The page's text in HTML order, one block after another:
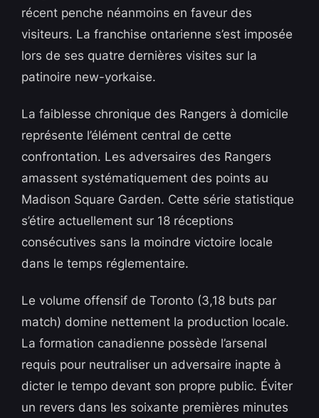
récent penche néanmoins en faveur des
visiteurs. La franchise ontarienne s’est imposée
lors de ses quatre dernières visites sur la
patinoire new-yorkaise.
La faiblesse chronique des Rangers à domicile
représente l’élément central de cette
confrontation. Les adversaires des Rangers
amassent systématiquement des points au
Madison Square Garden. Cette série statistique
s’étire actuellement sur 18 réceptions
consécutives sans la moindre victoire locale
dans le temps réglementaire.
Le volume offensif de Toronto (3,18 buts par
match) domine nettement la production locale.
La formation canadienne possède l’arsenal
requis pour neutraliser un adversaire inapte à
dicter le tempo devant son propre public. Éviter
un revers dans les soixante premières minutes